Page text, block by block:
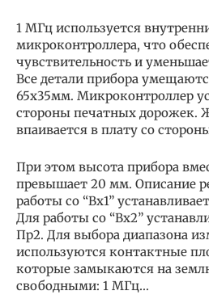
1 МГц используется
микроконтроллера, что
чувствительность и
Все детали прибора
65х35мм. Микроконтроллер
стороны печатных дорожек.
впаивается в плату со
При этом высота прибора
превышает 20 мм. Описание
работы со “Вх1”
Для работы со “Вх2”
Пр2. Для выбора диапазона
используются контактные
которые замыкаются на
свободными: 1 МГц…